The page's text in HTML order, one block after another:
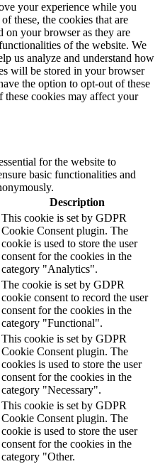
your experience while you
these, the cookies that are
on your browser as they are
of the website. We
us analyze and understand how
will be stored in your browser
the option to opt-out of these
cookies may affect your
for the website to
basic functionalities and
Description
This cookie is set by GDPR
Cookie Consent plugin. The
cookie is used to store the user
consent for the cookies in the
category "Analytics".
The cookie is set by GDPR
cookie consent to record the user
consent for the cookies in the
category "Functional".
This cookie is set by GDPR
Cookie Consent plugin. The
cookies is used to store the user
consent for the cookies in the
category "Necessary".
This cookie is set by GDPR
Cookie Consent plugin. The
cookie is used to store the user
consent for the cookies in the
category "Other.